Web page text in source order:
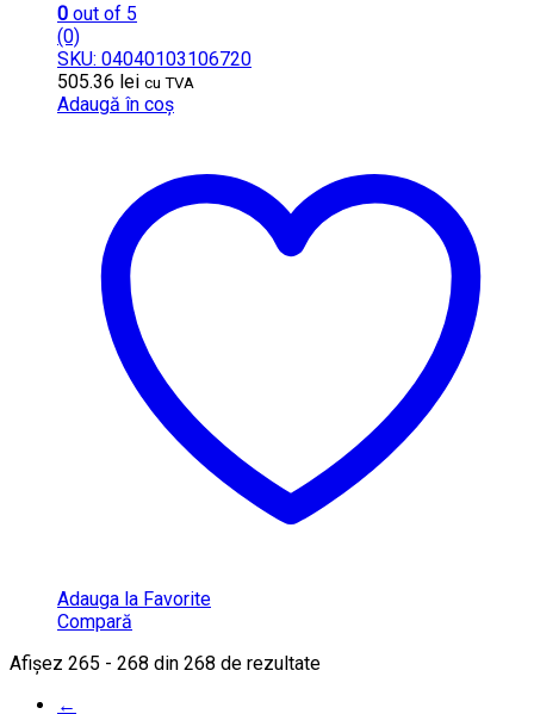
0 out of 5
(0)
SKU: 04040103106720
505.36 lei cu TVA
Adaugă în coș
Adauga la Favorite
Compară
Afișez 265 - 268 din 268 de rezultate
←